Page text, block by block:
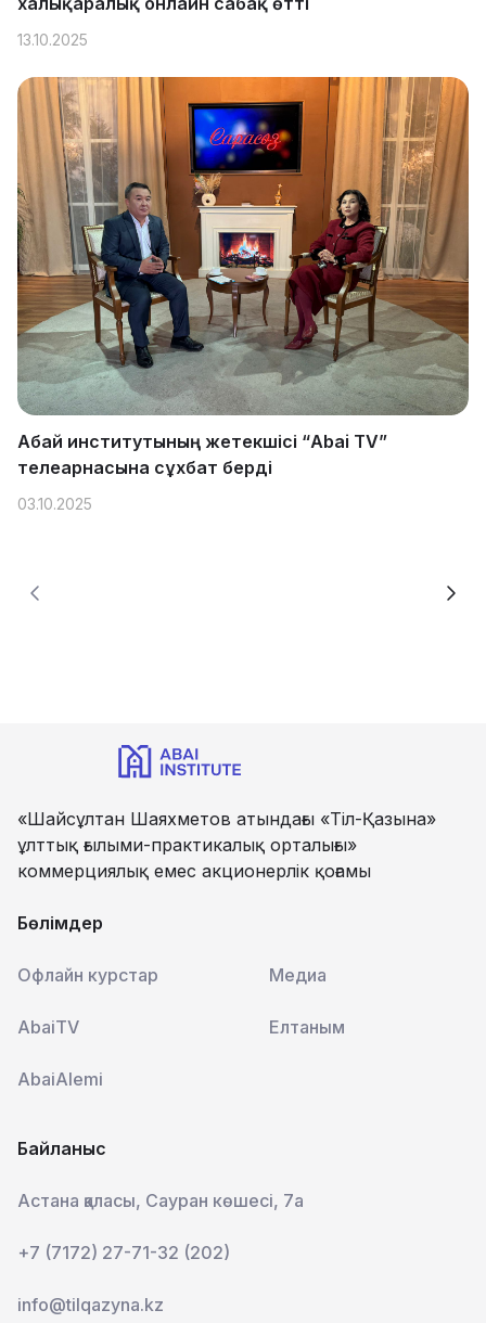
13.10.2025
Абай институтының жетекшісі “Abai TV”
телеарнасына сұхбат берді
03.10.2025
«Шайсұлтан Шаяхметов атындағы «Тіл-Қазына»
ұлттық ғылыми-практикалық орталығы»
коммерциялық емес акционерлік қоғамы
Бөлімдер
Офлайн курстар Медиа
AbaiTV Елтаным
AbaiAlemi
Байланыс
Астана қаласы, Сауран көшесі, 7а
+7 (7172) 27-71-32 (202)
info@tilqazyna.kz